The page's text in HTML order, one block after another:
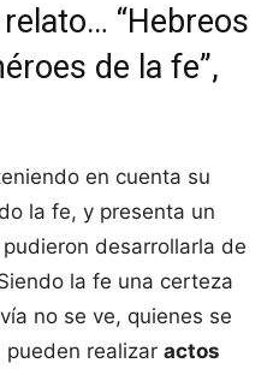
“Hebreos
de la fe”,
en cuenta su
la fe, y presenta un
desarrollarla de
la fe una certeza
no se ve, quienes se
realizar actos